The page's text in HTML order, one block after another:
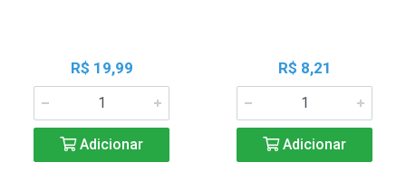
R$ 19,99
Adicionar
R$ 8,21
Adicionar